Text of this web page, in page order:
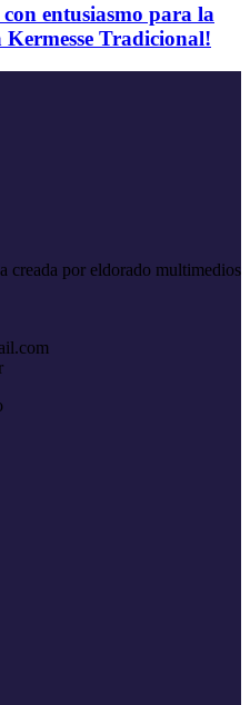
entusiasmo para la
Tradicional!
creada por eldorado multimedios